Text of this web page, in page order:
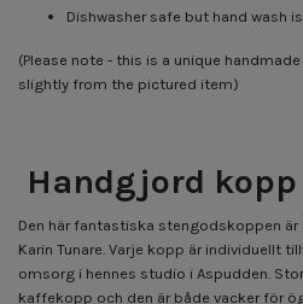
Dishwasher safe but hand wash
(Please note - this is a unique
slightly from the pictured item)
Handgjord kopp
Den här fantastiska stengodskoppen
Karin Tunare. Varje kopp är individuellt
omsorg i hennes studio i Aspudden.
kaffekopp och den är både vacker för